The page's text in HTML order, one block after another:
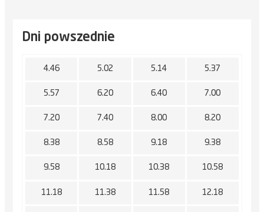
Dni powszednie
4.46 5.02 5.14 5.37
5.57 6.20 6.40 7.00
7.20 7.40 8.00 8.20
8.38 8.58 9.18 9.38
9.58 10.18 10.38 10.58
11.18 11.38 11.58 12.18